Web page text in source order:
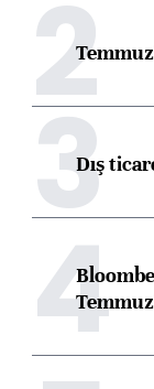
2
3
Dış
4